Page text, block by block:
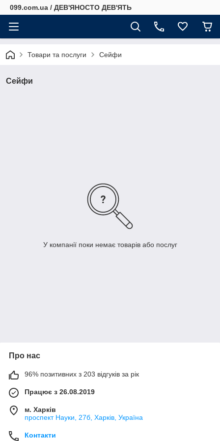
099.com.ua / ДЕВ'ЯНОСТО ДЕВ'ЯТЬ
Товари та послуги Сейфи
Сейфи
У компанії поки немає товарів або послуг
Про нас
96% позитивних з 203 відгуків за рік
Працює з 26.08.2019
м. Харків
проспект Науки, 27б, Харків, Україна
Контакти